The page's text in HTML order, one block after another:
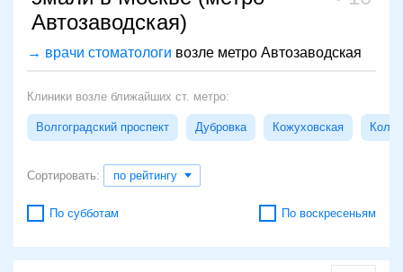
Автозаводская)
→ врачи стоматологи возле метро Автозаводская
Клиники возле ближайших ст. метро:
Волгоградский проспект Дубровка Кожуховская
Сортировать: по рейтингу
По субботам По воскресеньям